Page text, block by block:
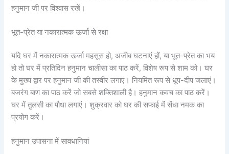
हनुमान जी पर विश्वास रखें।
भूत-प्रेत या नकारात्मक ऊर्जा से रक्षा
यदि घर में नकारात्मक ऊर्जा महसूस हो, अजीब घटनाएं हों, या भूत-प्रेत का भय
हो तो घर में प्रतिदिन हनुमान चालीसा का पाठ करें, विशेष रूप से शाम को। घर
के मुख्य द्वार पर हनुमान जी की तस्वीर लगाएं। नियमित रूप से धूप-दीप जलाएं।
बजरंग बाण का पाठ करें जो सबसे शक्तिशाली है। हनुमान कवच का पाठ करें।
घर में तुलसी का पौधा लगाएं। शुक्रवार को घर की सफाई में सेंधा नमक का
प्रयोग करें।
हनुमान उपासना में सावधानियां